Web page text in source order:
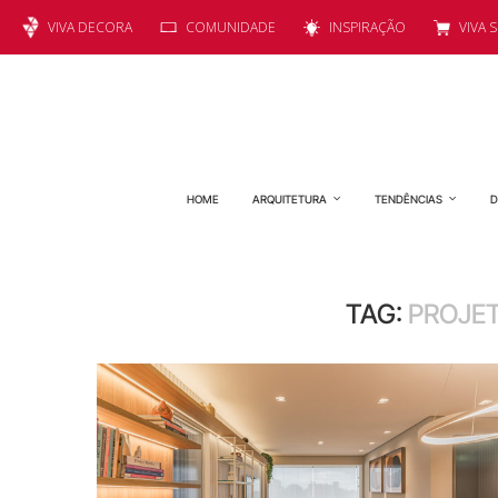
VIVA DECORA COMUNIDADE INSPIRAÇÃO VIVA
HOME ARQUITETURA TENDÊNCIAS
TAG: